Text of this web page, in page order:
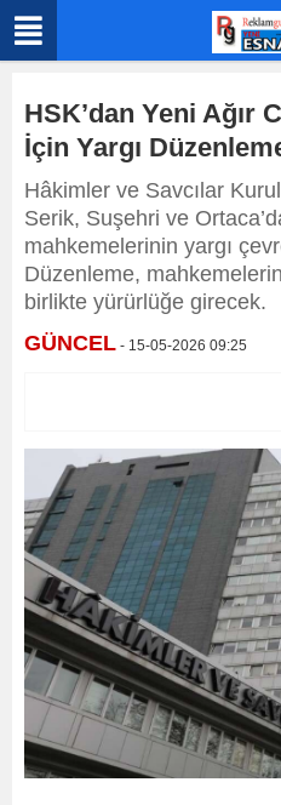
HSK’dan Yeni Ağır
İçin Yargı
Hâkimler ve Savcılar
Serik, Suşehri ve
mahkemelerinin yargı
Düzenleme,
birlikte yürürlüğe girecek.
GÜNCEL - 15-05-2026 09:25